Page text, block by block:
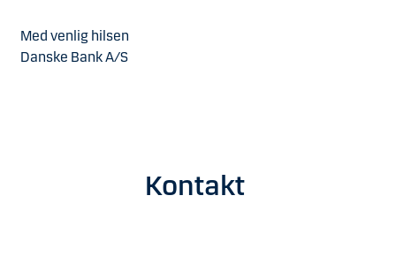
Med venlig hilsen
Danske Bank A/S
Kontakt